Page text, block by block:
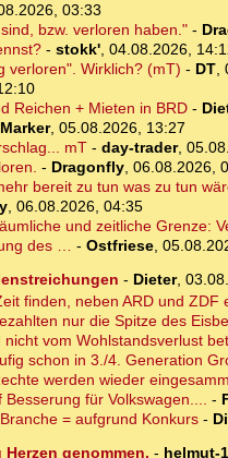
03:33
bzw. verloren haben."-
- stokk', 04.08.2026,
verloren". Wirklich? (mT) - DT,
Reichen + Mieten in BRD-
, 05.08.2026, 13:27
mT- day-trader,
- Dragonfly, 06.08.2026,
bereit zu tun was zu tun
, 06.08.2026, 04:35
und zeitliche Grenze:
des … - Ostfriese,
- Dieter,
finden, neben ARD und ZDF
nur die Spitze des
vom Wohlstandsverlust
schon in 3./4. Generation
werden wieder
für Volkswagen.... -
= aufgrund Konkurs-
genommen. - helmut-1